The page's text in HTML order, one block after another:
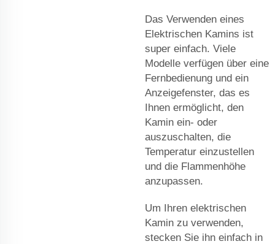
Das Verwenden eines
Elektrischen Kamins ist
super einfach. Viele
Modelle verfügen über eine
Fernbedienung und ein
Anzeigefenster, das es
Ihnen ermöglicht, den
Kamin ein- oder
auszuschalten, die
Temperatur einzustellen
und die Flammenhöhe
anzupassen.
Um Ihren elektrischen
Kamin zu verwenden,
stecken Sie ihn einfach in